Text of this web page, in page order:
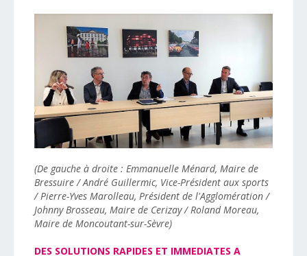
(De gauche à droite : Emmanuelle Ménard, Maire de
Bressuire / André Guillermic, Vice-Président aux sports
/ Pierre-Yves Marolleau, Président de l'Agglomération /
Johnny Brosseau, Maire de Cerizay / Roland Moreau,
Maire de Moncoutant-sur-Sèvre)
DES SOLUTIONS RAPIDES ET IMMEDIATES A